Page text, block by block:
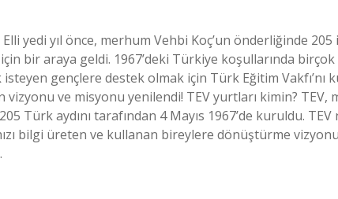
yedi yıl önce, merhum Vehbi Koç’un önderliğinde
bir araya geldi. 1967’deki Türkiye koşullarında
gençlere destek olmak için Türk Eğitim Vakfı’nı
vizyonu ve misyonu yenilendi! TEV yurtları kimin?
Türk aydını tarafından 4 Mayıs 1967’de kuruldu.
bilgi üreten ve kullanan bireylere dönüştürme